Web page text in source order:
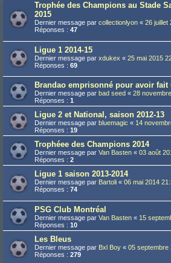
Trophée des Champions au Stade
2015
Dernier message par collectionlyon « 26 juillet
Réponses : 47
Ligue 1 2014-15
Dernier message par xdukex « 25 mai 2015
Réponses : 69
Brandao emprisonné pour avoir fait
Dernier message par bad seed « 28
Réponses : 1
Ligue 2 et National, saison 2012-13
Dernier message par bluemagic « 14
Réponses : 19
Trophéee des Champions 2014
Dernier message par Van Basten « 03 août
Réponses : 2
Ligue 1 saison 2013-2014
Dernier message par Bartoli « 06 mai 2014
Réponses : 74
PSG Club Montréal
Dernier message par Van Basten « 15
Réponses : 10
Les Bleus
Dernier message par Bxl Boy « 05 septembre
Réponses : 279